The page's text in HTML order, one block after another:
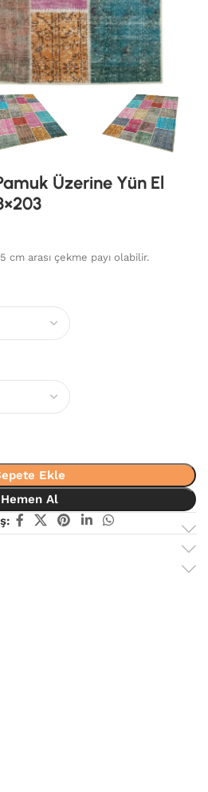
Üzerine Yün El
cm arası çekme payı olabilir.
Ekle
Hemen Al